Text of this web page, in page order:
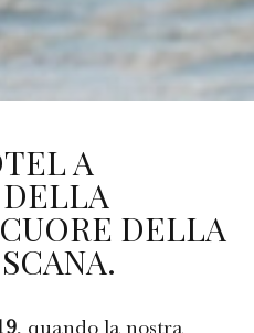
A
DELLA
, quando la nostra